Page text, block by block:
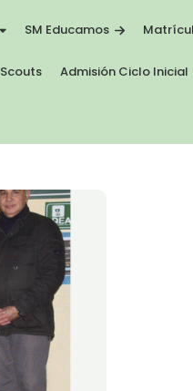
SM Educamos
Scouts Admisión Ciclo Inicial